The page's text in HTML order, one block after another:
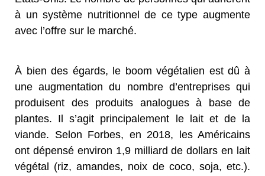
à un système nutritionnel de ce type augmente
avec l’offre sur le marché.
À bien des égards, le boom végétalien est dû à
une augmentation du nombre d’entreprises qui
produisent des produits analogues à base de
plantes. Il s’agit principalement le lait et de la
viande. Selon Forbes, en 2018, les Américains
ont dépensé environ 1,9 milliard de dollars en lait
végétal (riz, amandes, noix de coco, soja, etc.).